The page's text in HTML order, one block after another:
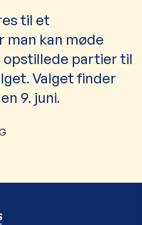
til et
kan møde
partier til
Valget finder
9. juni.